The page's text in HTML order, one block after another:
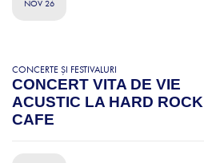
NOV 26
CONCERTE ȘI FESTIVALURI
CONCERT VITA DE VIE
ACUSTIC LA HARD ROCK
CAFE